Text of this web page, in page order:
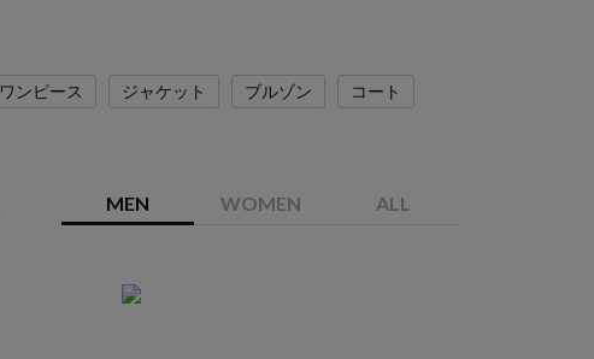
ワンピース ジャケット ブルゾン コート
MEN WOMEN ALL